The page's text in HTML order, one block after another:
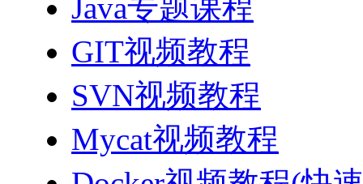
Java专题课程
GIT视频教程
SVN视频教程
Mycat视频教程